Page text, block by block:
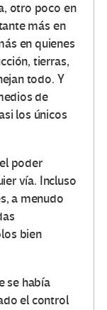
otro poco en
más en
en quienes
tierras,
todo. Y
de
los únicos
poder
vía. Incluso
a menudo
bien
se había
el control